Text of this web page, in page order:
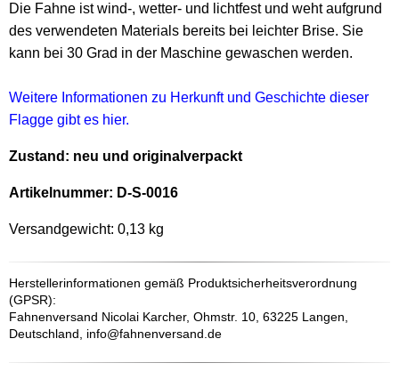
Die Fahne ist wind-, wetter- und lichtfest und weht aufgrund
des verwendeten Materials bereits bei leichter Brise. Sie
kann bei 30 Grad in der Maschine gewaschen werden.
Weitere Informationen zu Herkunft und Geschichte dieser
Flagge gibt es hier.
Zustand: neu und originalverpackt
Artikelnummer: D-S-0016
Versandgewicht: 0,13 kg
Herstellerinformationen gemäß Produktsicherheitsverordnung
(GPSR):
Fahnenversand Nicolai Karcher, Ohmstr. 10, 63225 Langen,
Deutschland, info@fahnenversand.de